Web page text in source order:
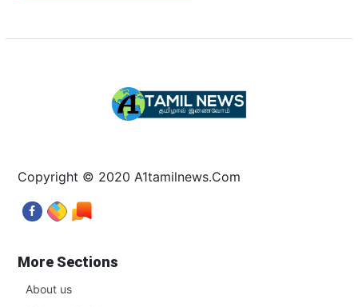
Copyright © 2020 A1tamilnews.Com
More Sections
About us